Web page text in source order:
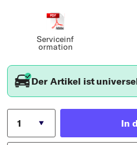
Serviceinf
ormation
Der Artikel ist
In